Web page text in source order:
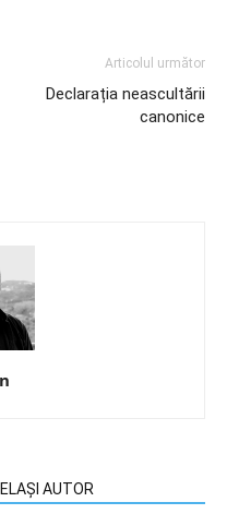
Articolul următor
Declarația neascultării
canonice
AUTOR